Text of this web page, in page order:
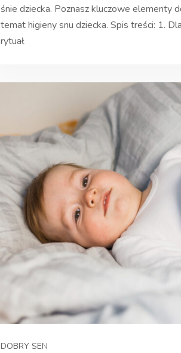
śnie dziecka. Poznasz kluczowe elementy
temat higieny snu dziecka. Spis treści: 1.
rytuał
DOBRY SEN